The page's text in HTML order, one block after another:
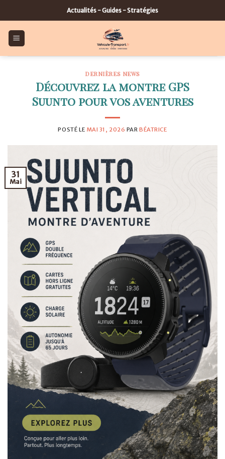
to
content
Actualités - Guides - Stratégies
DERNIÈRES NEWS
Découvrez la montre GPS
Suunto pour vos aventures
POSTÉ LE MAI 31, 2026 PARBÉATRICE
31
Mai